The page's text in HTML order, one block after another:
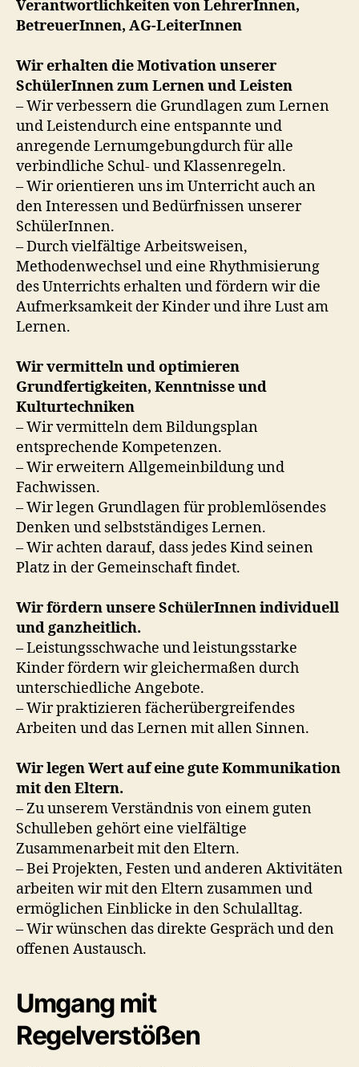
Verantwortlichkeiten von LehrerInnen,
BetreuerInnen, AG-LeiterInnen
Wir erhalten die Motivation unserer
SchülerInnen zum Lernen und Leisten
– Wir verbessern die Grundlagen zum Lernen
und Leistendurch eine entspannte und
anregende Lernumgebungdurch für alle
verbindliche Schul- und Klassenregeln.
– Wir orientieren uns im Unterricht auch an
den Interessen und Bedürfnissen unserer
SchülerInnen.
– Durch vielfältige Arbeitsweisen,
Methodenwechsel und eine Rhythmisierung
des Unterrichts erhalten und fördern wir die
Aufmerksamkeit der Kinder und ihre Lust am
Lernen.
Wir vermitteln und optimieren
Grundfertigkeiten, Kenntnisse und
Kulturtechniken
– Wir vermitteln dem Bildungsplan
entsprechende Kompetenzen.
– Wir erweitern Allgemeinbildung und
Fachwissen.
– Wir legen Grundlagen für problemlösendes
Denken und selbstständiges Lernen.
– Wir achten darauf, dass jedes Kind seinen
Platz in der Gemeinschaft findet.
Wir fördern unsere SchülerInnen individuell
und ganzheitlich.
– Leistungsschwache und leistungsstarke
Kinder fördern wir gleichermaßen durch
unterschiedliche Angebote.
– Wir praktizieren fächerübergreifendes
Arbeiten und das Lernen mit allen Sinnen.
Wir legen Wert auf eine gute Kommunikation
mit den Eltern.
– Zu unserem Verständnis von einem guten
Schulleben gehört eine vielfältige
Zusammenarbeit mit den Eltern.
– Bei Projekten, Festen und anderen Aktivitäten
arbeiten wir mit den Eltern zusammen und
ermöglichen Einblicke in den Schulalltag.
– Wir wünschen das direkte Gespräch und den
offenen Austausch.
Umgang mit
Regelverstößen